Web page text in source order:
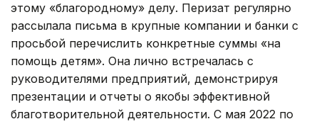
этому «благородному» делу. Перизат регулярно
рассылала письма в крупные компании и банки с
просьбой перечислить конкретные суммы «на
помощь детям». Она лично встречалась с
руководителями предприятий, демонстрируя
презентации и отчеты о якобы эффективной
благотворительной деятельности. С мая 2022 по